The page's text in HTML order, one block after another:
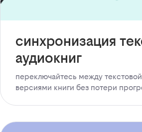
синхронизация
аудиокниг
переключайтесь между
версиями книги без потери